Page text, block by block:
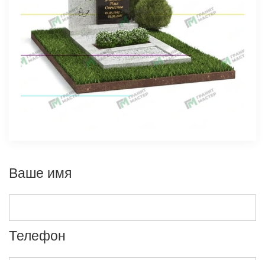
Ваше имя
Телефон